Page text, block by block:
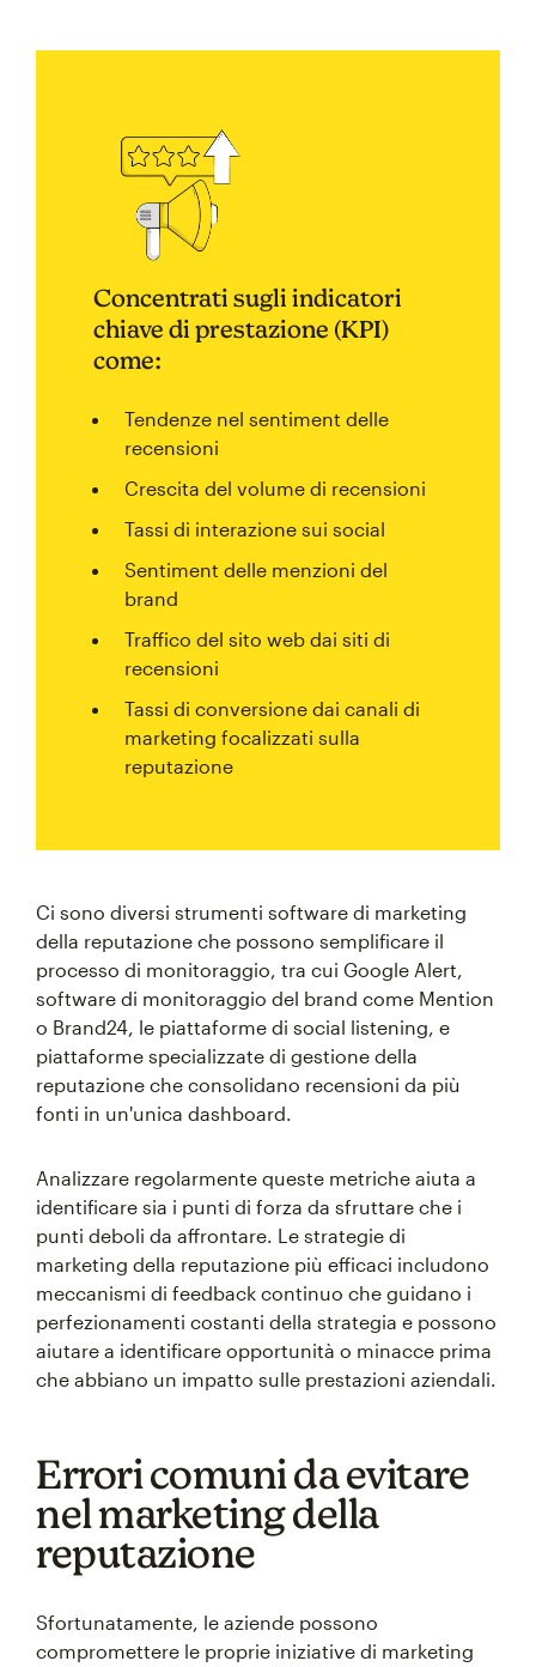
Concentrati sugli indicatori
chiave di prestazione (KPI)
come:
Tendenze nel sentiment delle
recensioni
Crescita del volume di recensioni
Tassi di interazione sui social
Sentiment delle menzioni del
brand
Traffico del sito web dai siti di
recensioni
Tassi di conversione dai canali di
marketing focalizzati sulla
reputazione
Ci sono diversi strumenti software di marketing
della reputazione che possono semplificare il
processo di monitoraggio, tra cui Google Alert,
software di monitoraggio del brand come Mention
o Brand24, le piattaforme di social listening, e
piattaforme specializzate di gestione della
reputazione che consolidano recensioni da più
fonti in un'unica dashboard.
Analizzare regolarmente queste metriche aiuta a
identificare sia i punti di forza da sfruttare che i
punti deboli da affrontare. Le strategie di
marketing della reputazione più efficaci includono
meccanismi di feedback continuo che guidano i
perfezionamenti costanti della strategia e possono
aiutare a identificare opportunità o minacce prima
che abbiano un impatto sulle prestazioni aziendali.
Errori comuni da evitare
nel marketing della
reputazione
Sfortunatamente, le aziende possono
compromettere le proprie iniziative di marketing